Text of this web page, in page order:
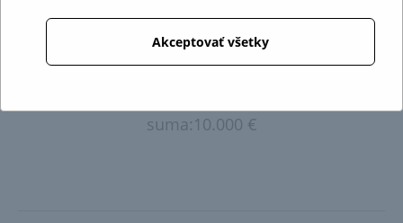
suma:10.000 €
Akceptovať všetky